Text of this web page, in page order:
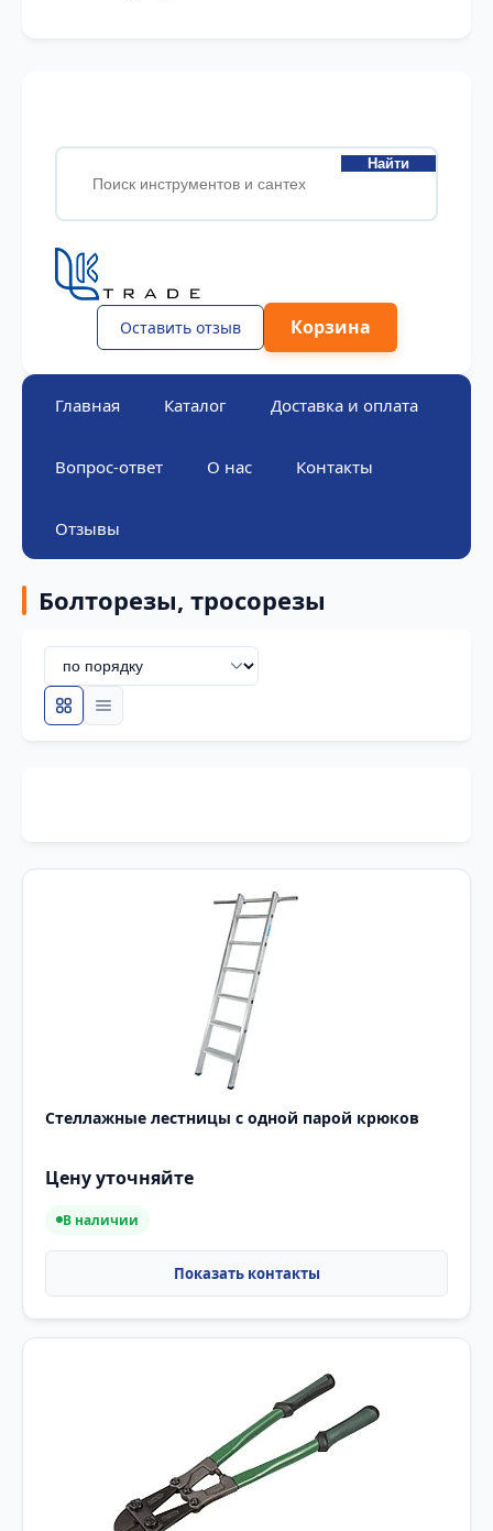
Найти
Оставить отзыв Корзина
Главная Каталог Доставка и оплата
Вопрос-ответ О нас Контакты
Отзывы
Болторезы, тросорезы
Стеллажные лестницы с одной парой крюков
Цену уточняйте
В наличии